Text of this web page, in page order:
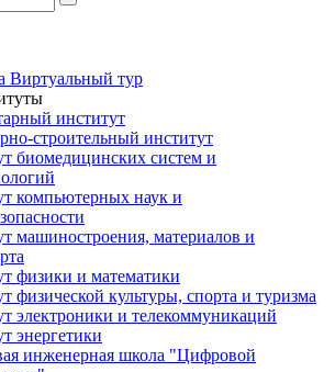
Виртуальный тур
институт
строительный институт
биомедицинских систем и
компьютерных наук и
машиностроения, материалов и
физики и математики
физической культуры, спорта и туризма
электроники и телекоммуникаций
энергетики
инженерная школа "Цифровой